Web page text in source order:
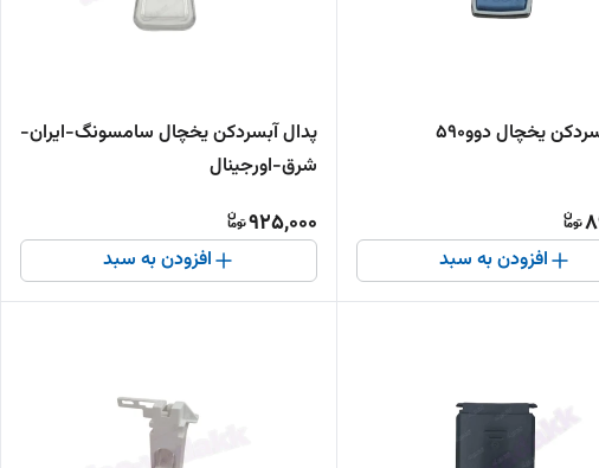
یخچال دوو590
افزودن به سبد
پدال آبسردکن یخچال سامسونگ-ایران-
شرق-اورجینال
925,000
افزودن به سبد